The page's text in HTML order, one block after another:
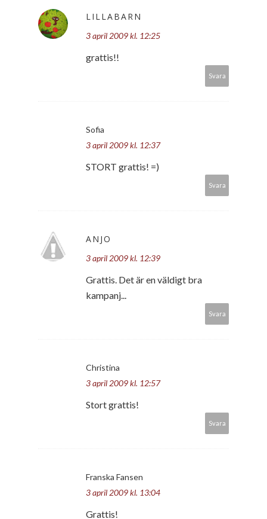
LILLABARN
3 april 2009 kl. 12:25
grattis!!
Svara
Sofia
3 april 2009 kl. 12:37
STORT grattis! =)
Svara
ANJO
3 april 2009 kl. 12:39
Grattis. Det är en väldigt bra
kampanj...
Svara
Christina
3 april 2009 kl. 12:57
Stort grattis!
Svara
Franska Fansen
3 april 2009 kl. 13:04
Grattis!